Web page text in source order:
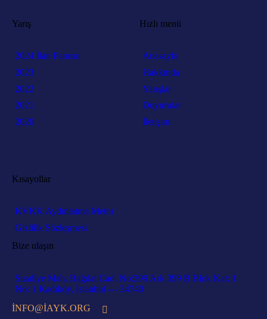
Yarış
2024 İlan Panosu
2023
2022
2021
2020
Hızlı menü
Anasayfa
Hakkında
Yarışlar
Duyurular
İletişim
Kısayollar
KVKK Aydınlatma Metni
Gizlilik Sözleşmesi
Bize ulaşın
Suadiye Mah. Bağdat Cad. No:399 Ark 399 B Blok Kat: 1
No: 1 Kadıköy, İstanbul — 34740
INFO@IAYK.ORG